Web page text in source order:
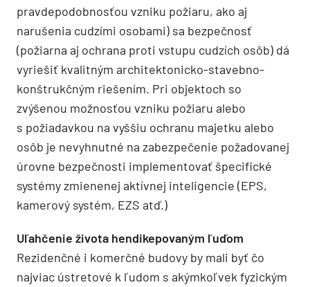
pravdepodobnosťou vzniku požiaru, ako aj
narušenia cudzími osobami) sa bezpečnosť
(požiarna aj ochrana proti vstupu cudzích osôb) dá
vyriešiť kvalitným architektonicko-stavebno-
konštrukčným riešením. Pri objektoch so
zvýšenou možnosťou vzniku požiaru alebo
s požiadavkou na vyššiu ochranu majetku alebo
osôb je nevyhnutné na zabezpečenie požadovanej
úrovne bezpečnosti implementovať špecifické
systémy zmienenej aktívnej inteligencie (EPS,
kamerový systém, EZS atď.)
Uľahčenie života hendikepovaným ľuďom
Rezidenčné i komerčné budovy by mali byť čo
najviac ústretové k ľudom s akýmkoľvek fyzickým